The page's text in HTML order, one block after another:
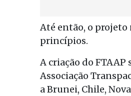
Até então, o projeto
princípios.
A criação do FTAAP
Associação
a Brunei, Chile,